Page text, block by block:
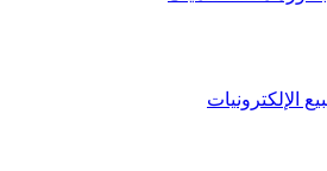
الإلكترونيات